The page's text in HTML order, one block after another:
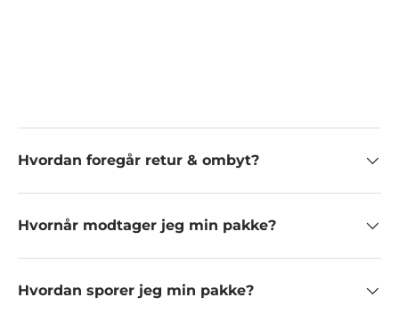
Hvordan foregår retur & ombyt?
Hvornår modtager jeg min pakke?
Hvordan sporer jeg min pakke?